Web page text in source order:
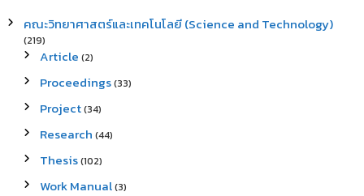
คณะวิทยาศาสตร์และเทคโนโลยี (Science and Technology)
(219)
Article (2)
Proceedings(33)
Project(34)
Research (44)
Thesis(102)
Work Manual(3)